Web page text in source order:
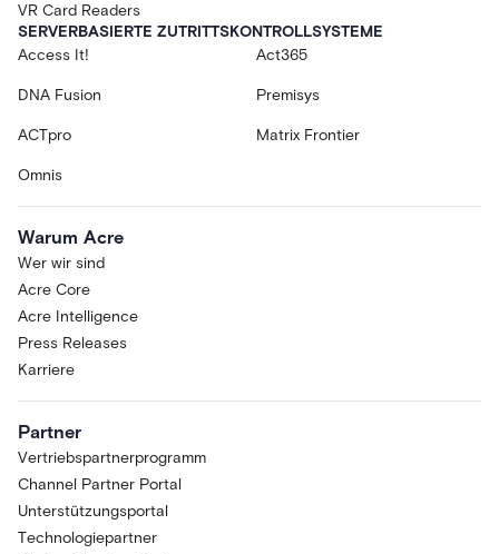
VR Card Readers
SERVERBASIERTE ZUTRITTSKONTROLLSYSTEME
Access It!
Act365
DNA Fusion Premisys
ACTpro Matrix Frontier
Omnis
Warum Acre
Wer wir sind
Acre Core
Acre Intelligence
Press Releases
Karriere
Partner
Vertriebspartnerprogramm
Channel Partner Portal
Unterstützungsportal
Technologiepartner